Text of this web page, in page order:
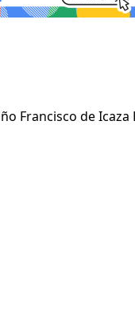
Francisco de